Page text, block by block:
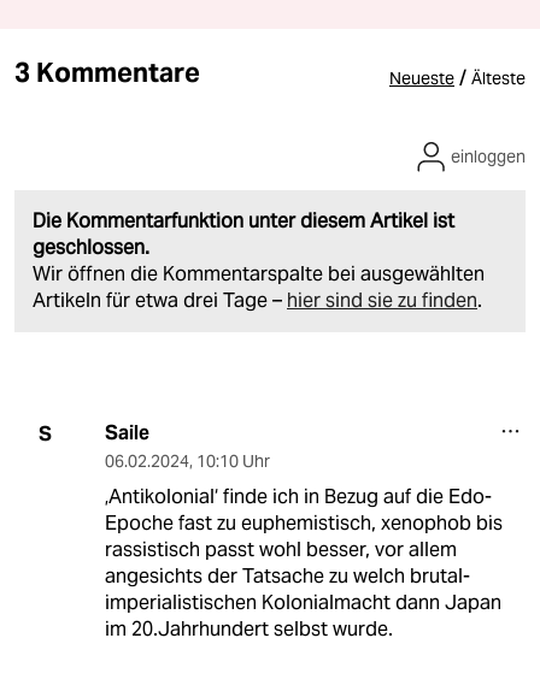
3 Kommentare Neueste / Älteste
Die Kommentarfunktion unter diesem Artikel ist
geschlossen.
Wir öffnen die Kommentarspalte bei ausgewählten
Artikeln für etwa drei Tage – hier sind sie zu finden.
einloggen
S Saile
06.02.2024, 10:10 Uhr
‚Antikolonial‘ finde ich in Bezug auf die Edo-
Epoche fast zu euphemistisch, xenophob bis
rassistisch passt wohl besser, vor allem
angesichts der Tatsache zu welch brutal-
imperialistischen Kolonialmacht dann Japan
im 20.Jahrhundert selbst wurde.